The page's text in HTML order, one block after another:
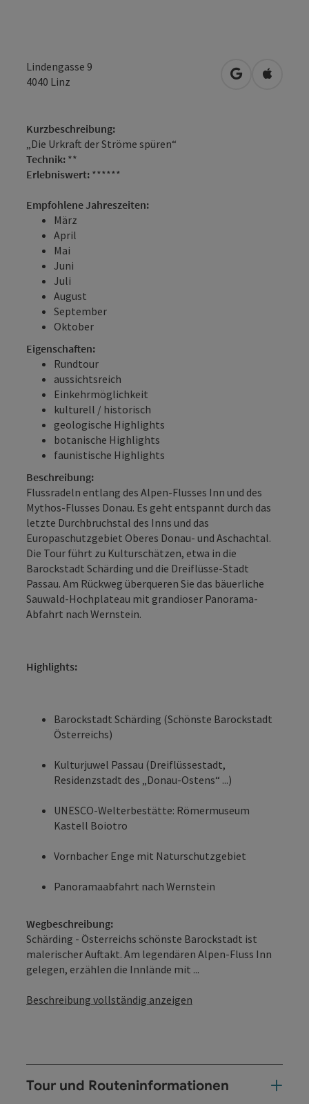
Lindengasse 9
4040 Linz in Google
in
Kurzbeschreibung:
„Die Urkraft der Ströme spüren“
Technik: **
Erlebniswert: ******
Empfohlene Jahreszeiten:
März
April
Mai
Juni
Juli
August
September
Oktober
Eigenschaften:
Rundtour
aussichtsreich
Einkehrmöglichkeit
kulturell / historisch
geologische Highlights
botanische Highlights
faunistische Highlights
Beschreibung:
Flussradeln entlang des Alpen-Flusses Inn und des
Mythos-Flusses Donau. Es geht entspannt durch das
letzte Durchbruchstal des Inns und das
Europaschutzgebiet Oberes ­Donau- und Aschachtal.
Die Tour führt zu ­Kulturschätzen, etwa in die
Barockstadt Schärding und die Dreiflüsse-Stadt
Passau. Am Rückweg überqueren Sie das bäuerliche
Sauwald-Hochplateau mit grandioser Panorama-
Abfahrt nach Wernstein.
Highlights:
Barockstadt Schärding (Schönste ­Barockstadt
Österreichs)
Kulturjuwel Passau (Dreiflüssestadt,
Residenzstadt des „Donau-Ostens“ ...)
UNESCO-Welterbestätte: Römermuseum
Kastell Boiotro
Vornbacher Enge mit Naturschutzgebiet
Panoramaabfahrt nach Wernstein
Wegbeschreibung:
Schärding - Österreichs schönste Barockstadt ist
malerischer Auftakt. Am legendären Alpen-Fluss Inn
gelegen, erzählen die Innlände mit ...
Beschreibung vollständig anzeigen
Tour und Routeninformationen